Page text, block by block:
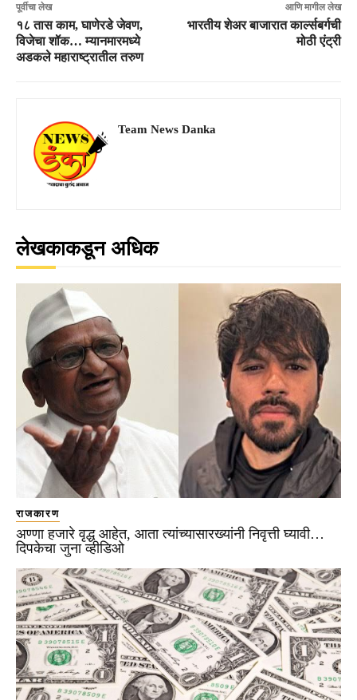
पूर्वीचा लेख
१८ तास काम, घाणेरडे जेवण,
विजेचा शॉक… म्यानमारमध्ये
अडकले महाराष्ट्रातील तरुण
आणि मागील लेख
भारतीय शेअर बाजारात कार्ल्सबर्गची
मोठी एंट्री
Team News Danka
लेखकाकडून अधिक
राजकारण
अण्णा हजारे वृद्ध आहेत, आता त्यांच्यासारख्यांनी निवृत्ती घ्यावी…
दिपकेचा जुना व्हीडिओ